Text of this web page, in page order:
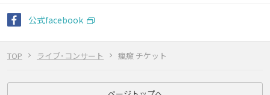
TOP ライブ･コンサート 瘋癲 チケット
公式facebook